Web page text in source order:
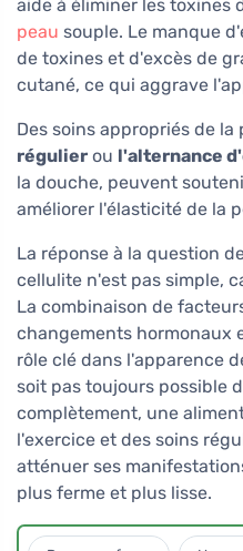
aide à éliminer les toxines
peau souple. Le manque
de toxines et d'excès de
cutané, ce qui aggrave
Des soins appropriés de la
régulier ou l'alternance
la douche, peuvent
améliorer l'élasticité de la
La réponse à la question
cellulite n'est pas simple,
La combinaison de
changements hormonaux
rôle clé dans l'apparence
soit pas toujours possible
complètement, une
l'exercice et des soins
atténuer ses
plus ferme et plus lisse.